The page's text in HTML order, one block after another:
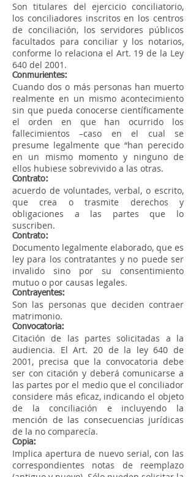
Son titulares del ejercicio conciliatorio,
los conciliadores inscritos en los centros
de conciliación, los servidores públicos
facultados para conciliar y los notarios,
conforme lo relaciona el Art. 19 de la Ley
640 del 2001.
Conmurientes:
Cuando dos o más personas han muerto
realmente en un mismo acontecimiento
sin que pueda conocerse científicamente
el orden en que han ocurrido los
fallecimientos –caso en el cual se
presume legalmente que “han perecido
en un mismo momento y ninguno de
ellos hubiese sobrevivido a las otras.
Contrato:
acuerdo de voluntades, verbal, o escrito,
que crea o trasmite derechos y
obligaciones a las partes que lo
suscriben.
Contrato:
Documento legalmente elaborado, que es
ley para los contratantes y no puede ser
invalido sino por su consentimiento
mutuo o por causas legales.
Contrayentes:
Son las personas que deciden contraer
matrimonio.
Convocatoria:
Citación de las partes solicitadas a la
audiencia. El Art. 20 de la ley 640 de
2001, precisa que la convocatoria debe
ser con citación y deberá comunicarse a
las partes por el medio que el conciliador
considere más eficaz, indicando el objeto
de la conciliación e incluyendo la
mención de las consecuencias jurídicas
de la no comparecía.
Copia:
Implica apertura de nuevo serial, con las
correspondientes notas de reemplazo